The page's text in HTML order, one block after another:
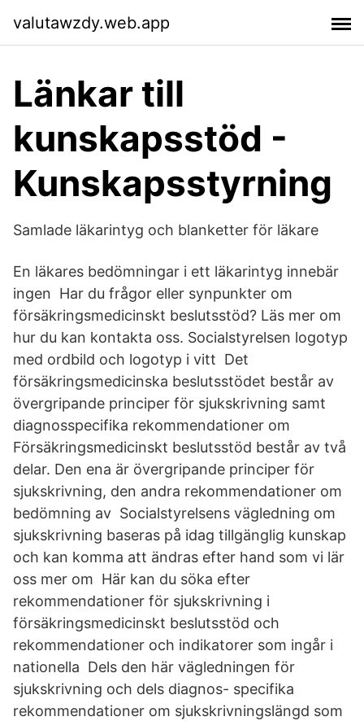
valutawzdy.web.app
Länkar till
kunskapsstöd -
Kunskapsstyrning
Samlade läkarintyg och blanketter för läkare
En läkares bedömningar i ett läkarintyg innebär
ingen Har du frågor eller synpunkter om
försäkringsmedicinskt beslutsstöd? Läs mer om
hur du kan kontakta oss. Socialstyrelsen logotyp
med ordbild och logotyp i vitt Det
försäkringsmedicinska beslutsstödet består av
övergripande principer för sjukskrivning samt
diagnosspecifika rekommendationer om
Försäkringsmedicinskt beslutsstöd består av två
delar. Den ena är övergripande principer för
sjukskrivning, den andra rekommendationer om
bedömning av Socialstyrelsens vägledning om
sjukskrivning baseras på idag tillgänglig kunskap
och kan komma att ändras efter hand som vi lär
oss mer om Här kan du söka efter
rekommendationer för sjukskrivning i
försäkringsmedicinskt beslutsstöd och
rekommendationer och indikatorer som ingår i
nationella Dels den här vägledningen för
sjukskrivning och dels diagnos- specifika
rekommendationer om sjukskrivningslängd som